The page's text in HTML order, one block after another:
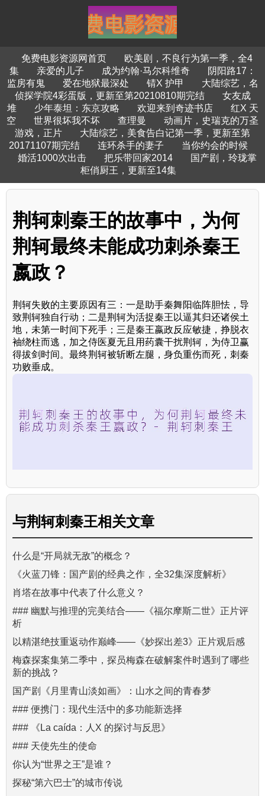
免费电影资源网首页
欧美剧，不良行为第一季，全4
集
亲爱的儿子 成为约翰·马尔科维奇
阴阳路17：
监房有鬼
爱在地狱最深处 锖X 护甲
大陆综艺，名
侦探学院4彩蛋版，更新至第20210810期完结
女友成
堆
少年泰坦：东京攻略 欢迎来到奇迹书店
红X 天
空
世界很坏我不坏 查理曼
动画片，史瑞克的万圣
游戏，正片
大陆综艺，美食告白记第一季，更新至第
20171107期完结
连环杀手的妻子
当你约会的时候
婚活1000次出击
把乐带回家2014
国产剧，玲珑掌
柜俏厨王，更新至14集
荆轲刺秦王的故事中，为何
荆轲最终未能成功刺杀秦王
嬴政？
荆轲失败的主要原因有三：一是助手秦舞阳临阵胆怯，导
致荆轲独自行动；二是荆轲为活捉秦王以逼其归还诸侯土
地，未第一时间下死手；三是秦王嬴政反应敏捷，挣脱衣
袖绕柱而逃，加之侍医夏无且用药囊干扰荆轲，为侍卫赢
得拔剑时间。最终荆轲被斩断左腿，身负重伤而死，刺秦
功败垂成。
与荆轲刺秦王相关文章
什么是“开局就无敌”的概念？
《火蓝刀锋：国产剧的经典之作，全32集深度解析》
肖塔在故事中代表了什么意义？
### 幽默与推理的完美结合——《福尔摩斯二世》正片评
析
以精湛绝技重返动作巅峰——《妙探出差3》正片观后感
梅森探案集第二季中，探员梅森在破解案件时遇到了哪些
新的挑战？
国产剧《月里青山淡如画》：山水之间的青春梦
### 便携门：现代生活中的多功能新选择
### 《La caída：人X 的探讨与反思》
### 天使先生的使命
你认为“世界之王”是谁？
探秘“第六巴士”的城市传说